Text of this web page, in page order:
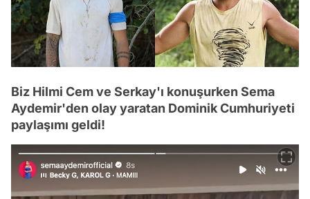
Biz Hilmi Cem ve Serkay'ı konuşurken Sema
Aydemir'den olay yaratan Dominik Cumhuriyeti
paylaşımı geldi!